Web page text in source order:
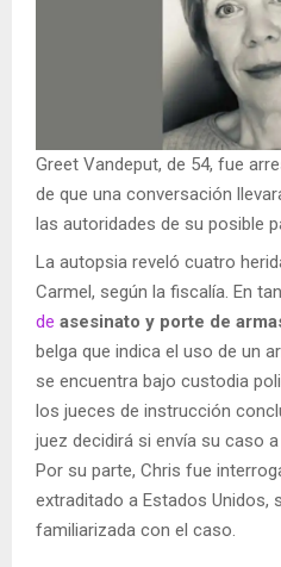
Greet Vandeput, de 54, fue
de que una conversación
las autoridades de su posible
La autopsia reveló cuatro
Carmel, según la fiscalía. En
de asesinato y porte de
belga que indica el uso de un
se encuentra bajo custodia
los jueces de instrucción
juez decidirá si envía su caso
Por su parte, Chris fue
extraditado a Estados Unidos,
familiarizada con el caso.